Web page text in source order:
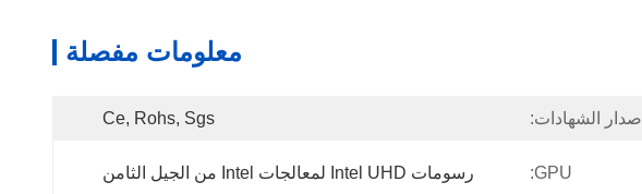
معلومات مفصلة
إصدار الشهادات: Ce, Rohs, Sgs
GPU: رسومات Intel UHD لمعالجات Intel من الجيل الثامن